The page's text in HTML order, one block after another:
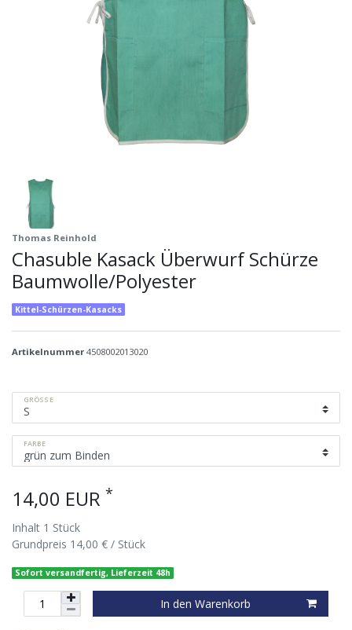
Thomas Reinhold
Chasuble Kasack Überwurf Schürze
Baumwolle/Polyester
Kittel-Schürzen-Kasacks
Artikelnummer 4508002013020
GRÖSSE
FARBE
14,00 EUR *
Inhalt 1 Stück
Grundpreis 14,00 € / Stück
Sofort versandfertig, Lieferzeit 48h
In den Warenkorb